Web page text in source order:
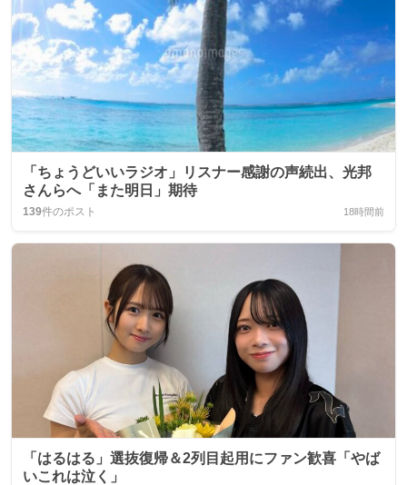
「ちょうどいいラジオ」リスナー感謝の声続出、光邦
さんらへ「また明日」期待
139件のポスト 18時間前
「はるはる」選抜復帰＆2列目起用にファン歓喜「やば
いこれは泣く」